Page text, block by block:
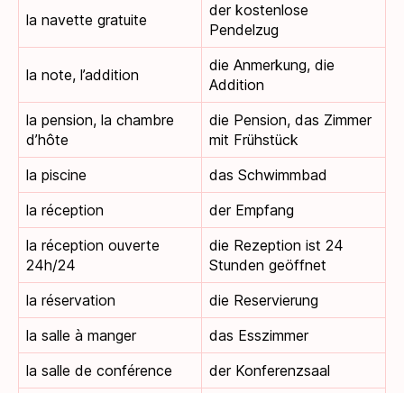
la navette gratuite
der kostenlose
Pendelzug
la note, l’addition
die Anmerkung, die
Addition
la pension, la chambre
d’hôte
die Pension, das Zimmer
mit Frühstück
la piscine
das Schwimmbad
la réception
der Empfang
la réception ouverte
24h/24
die Rezeption ist 24
Stunden geöffnet
la réservation
die Reservierung
la salle à manger
das Esszimmer
la salle de conférence
der Konferenzsaal